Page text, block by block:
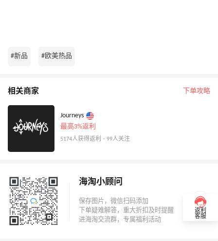
#新品 #欧美热品
相关商家 下单攻略
Journeys
最高3%返利
5174人获得返利 · 99人关注
海淘小顾问
返利
客服